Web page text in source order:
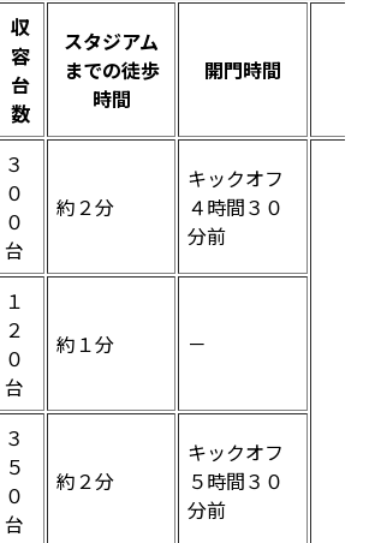
収
容
台
数
スタジアム
までの徒歩
時間
開門時間
３
０
０
台
約２分
キックオフ
４時間３０
分前
１
２
０
台
約１分 －
３
５
０
台
約２分
キックオフ
５時間３０
分前